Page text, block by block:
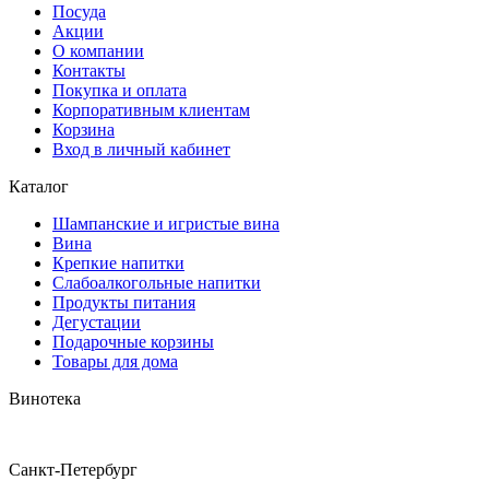
Посуда
Акции
О компании
Контакты
Покупка и оплата
Корпоративным клиентам
Корзина
Вход в личный кабинет
Каталог
Шампанские и игристые вина
Вина
Крепкие напитки
Слабоалкогольные напитки
Продукты питания
Дегустации
Подарочные корзины
Товары для дома
Винотека
Санкт-Петербург